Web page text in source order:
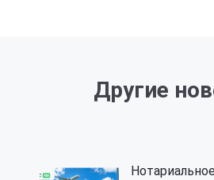
Другие